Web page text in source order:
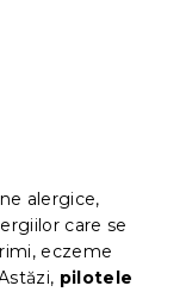
alergice,
care se
eczeme
pilotele